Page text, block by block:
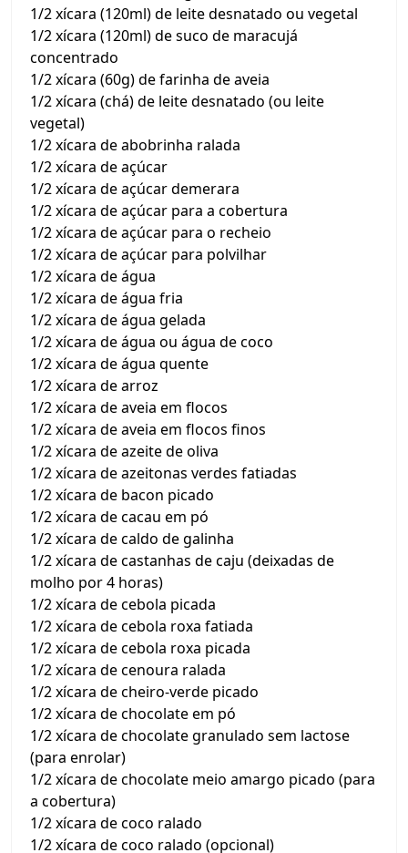
1/2 xícara (120ml) de leite desnatado ou vegetal
1/2 xícara (120ml) de suco de maracujá
concentrado
1/2 xícara (60g) de farinha de aveia
1/2 xícara (chá) de leite desnatado (ou leite
vegetal)
1/2 xícara de abobrinha ralada
1/2 xícara de açúcar
1/2 xícara de açúcar demerara
1/2 xícara de açúcar para a cobertura
1/2 xícara de açúcar para o recheio
1/2 xícara de açúcar para polvilhar
1/2 xícara de água
1/2 xícara de água fria
1/2 xícara de água gelada
1/2 xícara de água ou água de coco
1/2 xícara de água quente
1/2 xícara de arroz
1/2 xícara de aveia em flocos
1/2 xícara de aveia em flocos finos
1/2 xícara de azeite de oliva
1/2 xícara de azeitonas verdes fatiadas
1/2 xícara de bacon picado
1/2 xícara de cacau em pó
1/2 xícara de caldo de galinha
1/2 xícara de castanhas de caju (deixadas de
molho por 4 horas)
1/2 xícara de cebola picada
1/2 xícara de cebola roxa fatiada
1/2 xícara de cebola roxa picada
1/2 xícara de cenoura ralada
1/2 xícara de cheiro-verde picado
1/2 xícara de chocolate em pó
1/2 xícara de chocolate granulado sem lactose
(para enrolar)
1/2 xícara de chocolate meio amargo picado (para
a cobertura)
1/2 xícara de coco ralado
1/2 xícara de coco ralado (opcional)